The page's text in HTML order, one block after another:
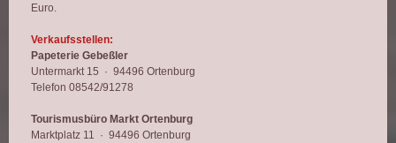
Euro.
Verkaufsstellen:
Papeterie Gebeßler
Untermarkt 15 · 94496 Ortenburg
Telefon 08542/91278
Tourismusbüro Markt Ortenburg
Marktplatz 11 · 94496 Ortenburg